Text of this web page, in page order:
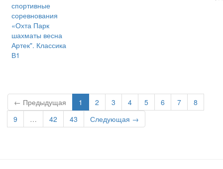
спортивные
соревнования
«Охта Парк
шахматы весна
Артек". Классика
В1
← Предыдущая 1 2 3 4 5 6 7
8
9
… 42 43 Следующая →